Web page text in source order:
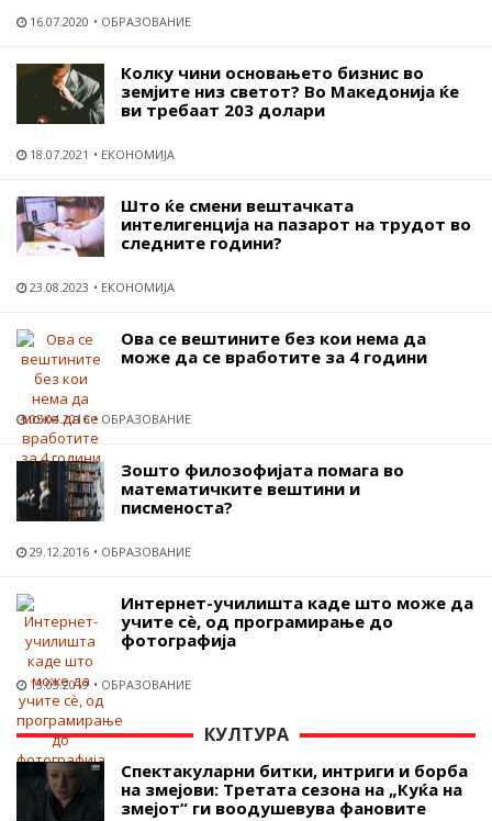
16.07.2020 ОБРАЗОВАНИЕ
Колку чини основањето бизнис во
земјите низ светот? Во Македонија ќе
ви требаат 203 долари
18.07.2021 ЕКОНОМИЈА
Што ќе смени вештачката
интелигенција на пазарот на трудот во
следните години?
23.08.2023 ЕКОНОМИЈА
Ова се вештините без кои нема да
може да се вработите за 4 години
05.04.2016 ОБРАЗОВАНИЕ
Зошто филозофијата помага во
математичките вештини и
писменоста?
29.12.2016 ОБРАЗОВАНИЕ
Интернет-училишта каде што може да
учите сѐ, од програмирање до
фотографија
13.03.2019 ОБРАЗОВАНИЕ
КУЛТУРА
Спектакуларни битки, интриги и борба
на змејови: Третата сезона на „Куќа на
змејот“ ги воодушевува фановите